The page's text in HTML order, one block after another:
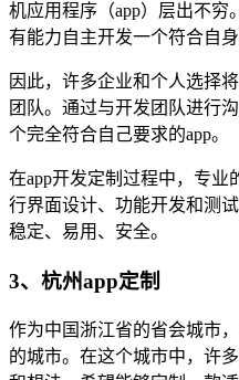
机应用程序（app）层出不
有能力自主开发一个符合自身
因此，许多企业和个人选择
团队。通过与开发团队进行
个完全符合自己要求的app。
在app开发定制过程中，专
行界面设计、功能开发和测
稳定、易用、安全。
3、杭州app定制
作为中国浙江省的省会城市
的城市。在这个城市中，许